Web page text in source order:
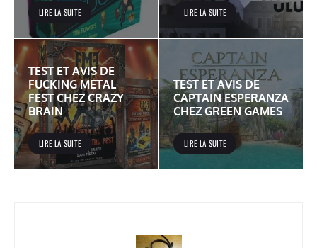
LIRE LA SUITE LIRE LA SUITE
TEST ET AVIS DE
FUCKING METAL
FEST CHEZ CRAZY
BRAIN
LIRE LA SUITE
TEST ET AVIS DE
CAPTAIN ESPERANZA
CHEZ GREEN GAMES
LIRE LA SUITE